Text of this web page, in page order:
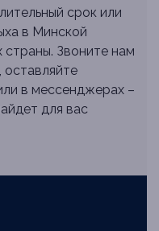
срок или
в Минской
страны. Звоните нам
оставляйте
в мессенджерах –
для вас